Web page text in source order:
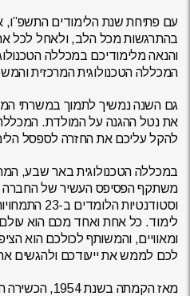
עם פתיחת שנת הלימודים
בהתרגשות מכל הלב, ולאחל לכל
והנאה מלימודיכם במכללה
המכללה הטכנולוגית המרכזית
גם השנה נמשיך לתמוך במשרתי
את נטל ההגנה על המולדת.
להקל עליכם את החזרה לספסל
במכללה הטכנולוגית באר שבע,
לימוד. כל אחת ואחד מכם הוא
ומאוויים, והמשותף לכולכם הוא
לכם לממש את ייעודכם ולהגשים